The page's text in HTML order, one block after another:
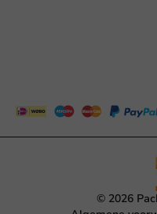
© 2026